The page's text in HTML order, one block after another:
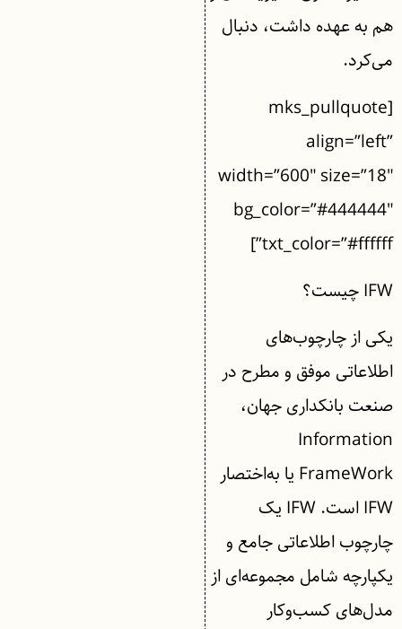
هم به عهده داشت، دنبال
می‌کرد.
[mks_pullquote
align=”left”
width=”600″ size=”18″
bg_color=”#444444″
txt_color=”#ffffff”]
IFW چیست؟
یکی از چارچوب‌های
اطلاعاتی موفق و مطرح در
صنعت بانکداری جهان،
Information
FrameWork یا به‌اختصار
IFW است. IFW یک
چارچوب اطلاعاتی جامع و
یکپارچه شامل مجموعه‌ای از
مدل‌های کسب‌وکار